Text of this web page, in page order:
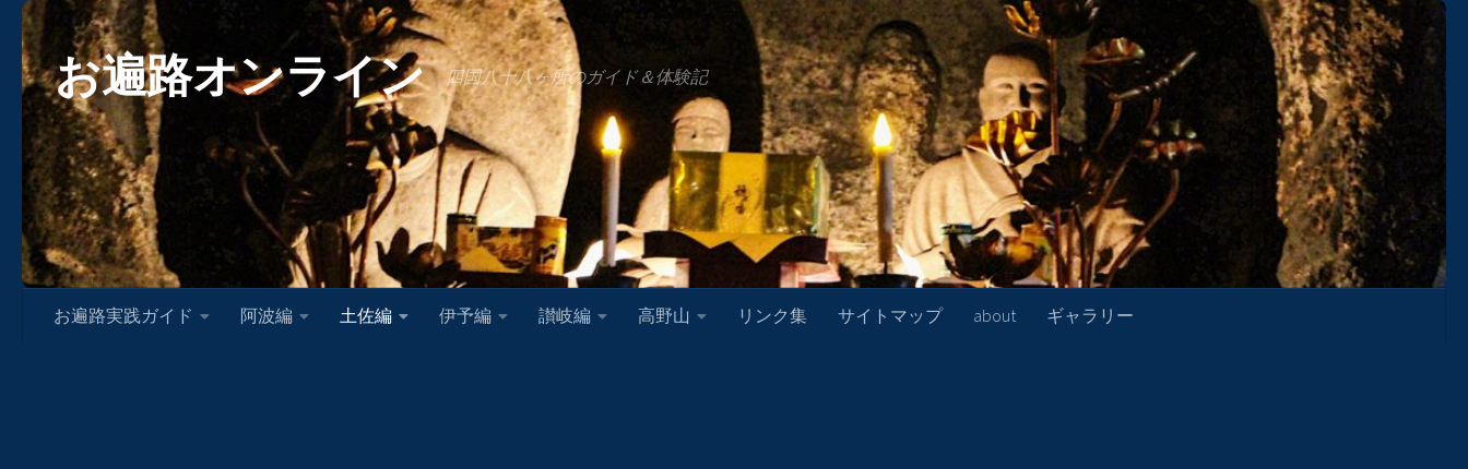
コンテンツへスキップ
お遍路オンライン 四国八十八ヶ所のガイド＆体験記
お遍路実践ガイド 阿波編 土佐編 伊予編 讃岐編 高野山 リンク集 サイトマップ about ギャラリー